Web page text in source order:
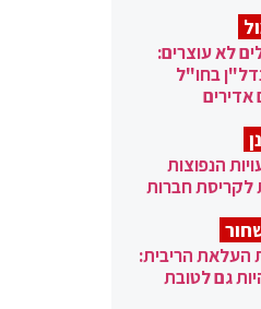
לא עוצרים:
בחו"ל
אדירים
הנפוצות
לקריסת חברות
הריבית:
גם לטובת